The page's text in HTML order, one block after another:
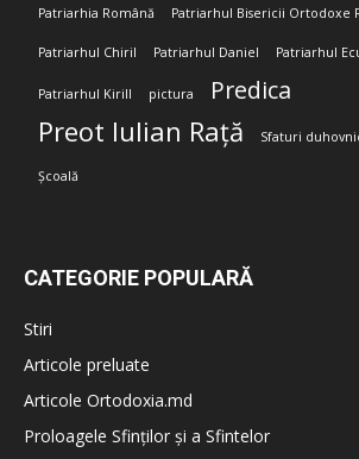
Patriarhia Română Patriarhul Bisericii Ortodoxe
Patriarhul Chiril Patriarhul Daniel Patriarhul
Patriarhul Kirill pictura Predica
Preot Iulian Rață Sfaturi
Școală
CATEGORIE POPULARĂ
Stiri
Articole preluate
Articole Ortodoxia.md
Proloagele Sfinților și a Sfintelor